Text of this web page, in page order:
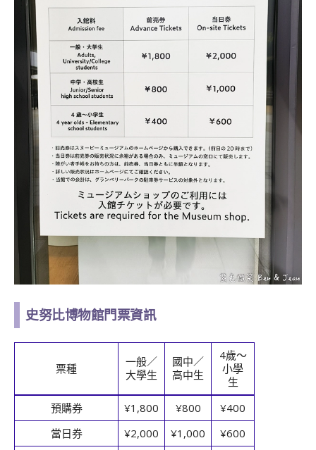
史努比博物館門票資訊
票種
一般／
大學生
國中／
高中生
4歲～
小學
生
預購券
¥1,800 ¥800
¥400
當日券
¥2,000 ¥1,000
¥600